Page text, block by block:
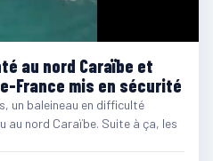
au nord Caraïbe et
France mis en sécurité
un baleineau en difficulté
au nord Caraïbe. Suite à ça, les